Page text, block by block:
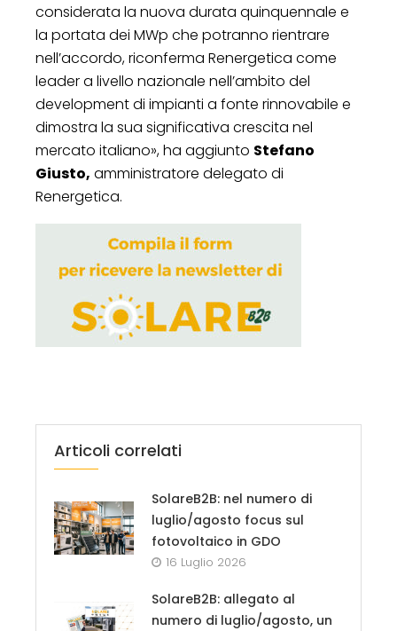
considerata la nuova durata quinquennale e
la portata dei MWp che potranno rientrare
nell’accordo, riconferma Renergetica come
leader a livello nazionale nell’ambito del
development di impianti a fonte rinnovabile e
dimostra la sua significativa crescita nel
mercato italiano», ha aggiunto Stefano
Giusto, amministratore delegato di
Renergetica.
Articoli correlati
SolareB2B: nel numero di
luglio/agosto focus sul
fotovoltaico in GDO
16 Luglio 2026
SolareB2B: allegato al
numero di luglio/agosto, un